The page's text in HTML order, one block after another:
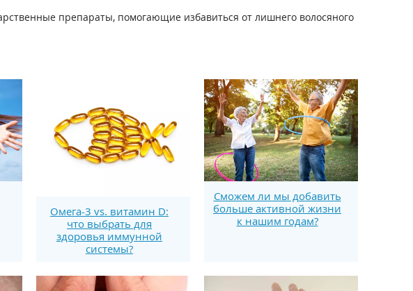
препараты, помогающие избавиться от лишнего волосяного
Омега-3 vs. витамин D:
что выбрать для
здоровья иммунной
системы?
Сможем ли мы добавить
больше активной жизни
к нашим годам?